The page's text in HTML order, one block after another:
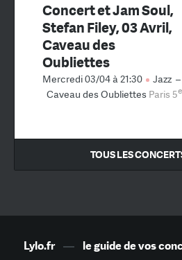
Concert et Jam Soul,
Stefan Filey, 03 Avril,
Caveau des
Oubliettes
Mercredi 03/04 à 21:30 Jazz –
Caveau des Oubliettes Paris 5e
TOUS LES
Lylo.fr— le guide de vos